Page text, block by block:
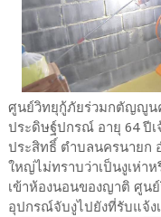
ศูนย์วิทยุกู้ภัยร่วมกตัญญูน
ประดิษฐ์ปกรณ์ อายุ 64 ปี
ประสิทธิ์ ตำบลนครนายก
ใหญ่ไม่ทราบว่าเป็นงูเห่า
เข้าห้องนอนของญาติ ศูน
อุปกรณ์จับงูไปยังที่รับแจ้